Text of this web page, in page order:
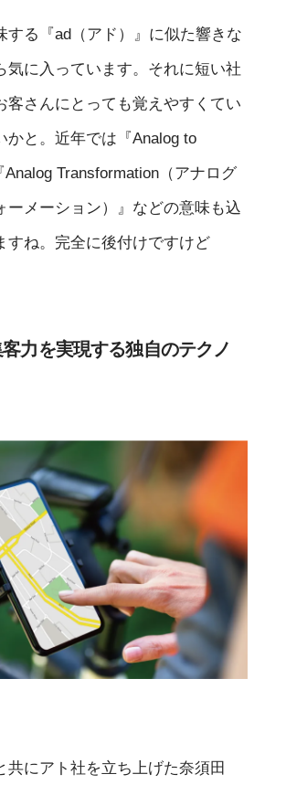
する『ad（アド）』に似た響きな
気に入っています。それに短い社
客さんにとっても覚えやすくてい
かと。近年では『Analog to
Analog Transformation（アナログ
ーメーション）』などの意味も込
すね。完全に後付けですけど
力を実現する独自のテクノ
共にアト社を立ち上げた奈須田